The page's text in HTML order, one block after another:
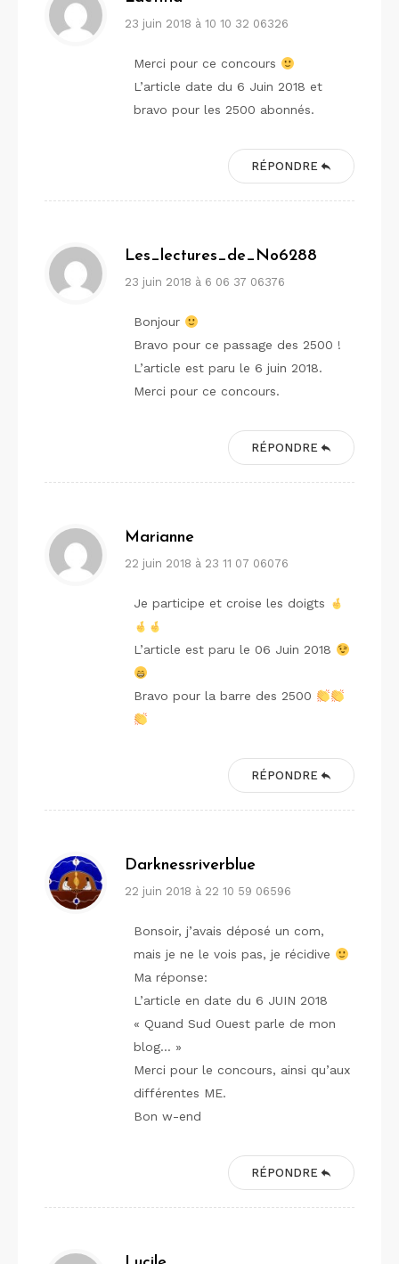
23 juin 2018 à 10 10 32 06326
Merci pour ce concours
L’article date du 6 Juin 2018 et
bravo pour les 2500 abonnés.
RÉPONDRE
Les_lectures_de_No6288
23 juin 2018 à 6 06 37 06376
Bonjour
Bravo pour ce passage des 2500 !
L’article est paru le 6 juin 2018.
Merci pour ce concours.
RÉPONDRE
Marianne
22 juin 2018 à 23 11 07 06076
Je participe et croise les doigts
L’article est paru le 06 Juin 2018
Bravo pour la barre des 2500
RÉPONDRE
Darknessriverblue
22 juin 2018 à 22 10 59 06596
Bonsoir, j’avais déposé un com,
mais je ne le vois pas, je récidive
Ma réponse:
L’article en date du 6 JUIN 2018
« Quand Sud Ouest parle de mon
blog… »
Merci pour le concours, ainsi qu’aux
différentes ME.
Bon w-end
RÉPONDRE